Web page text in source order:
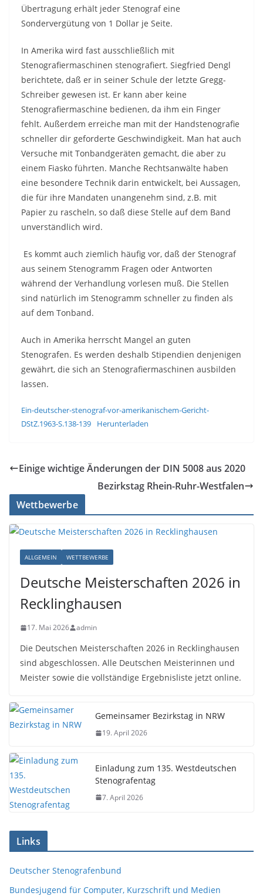
Übertragung erhält jeder Stenograf eine
Sondervergütung von 1 Dollar je Seite.
In Amerika wird fast ausschließlich mit
Stenografiermaschinen stenografiert. Siegfried Dengl
berichtete, daß er in seiner Schule der letzte Gregg-
Schreiber gewesen ist. Er kann aber keine
Stenografiermaschine bedienen, da ihm ein Finger
fehlt. Außerdem erreiche man mit der Handstenografie
schneller dir geforderte Geschwindigkeit. Man hat auch
Versuche mit Tonbandgeräten gemacht, die aber zu
einem Fiasko führten. Manche Rechtsanwälte haben
eine besondere Technik darin entwickelt, bei Aussagen,
die für ihre Mandaten unangenehm sind, z.B. mit
Papier zu rascheln, so daß diese Stelle auf dem Band
unverständlich wird.
Es kommt auch ziemlich häufig vor, daß der Stenograf
aus seinem Stenogramm Fragen oder Antworten
während der Verhandlung vorlesen muß. Die Stellen
sind natürlich im Stenogramm schneller zu finden als
auf dem Tonband.
Auch in Amerika herrscht Mangel an guten
Stenografen. Es werden deshalb Stipendien denjenigen
gewährt, die sich an Stenografiermaschinen ausbilden
lassen.
Ein-deutscher-stenograf-vor-amerikanischem-Gericht-
DStZ.1963-S.138-139
Herunterladen
Einige wichtige Änderungen der DIN 5008 aus 2020
Bezirkstag Rhein-Ruhr-Westfalen
Wettbewerbe
ALLGEMEIN WETTBEWERBE
Deutsche Meisterschaften 2026 in
Recklinghausen
17. Mai 2026 admin
Die Deutschen Meisterschaften 2026 in Recklinghausen
sind abgeschlossen. Alle Deutschen Meisterinnen und
Meister sowie die vollständige Ergebnisliste jetzt online.
Gemeinsamer Bezirkstag in NRW
19. April 2026
Einladung zum 135. Westdeutschen
Stenografentag
7. April 2026
Links
Deutscher Stenografenbund
Bundesjugend für Computer, Kurzschrift und Medien